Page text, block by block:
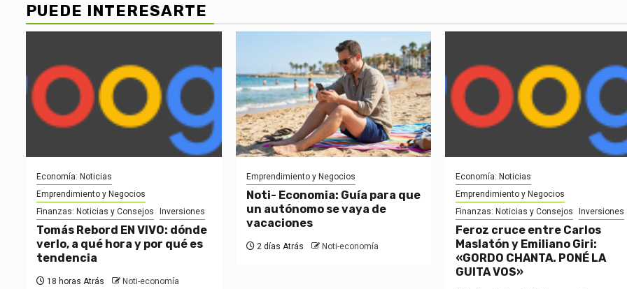
PUEDE INTERESARTE
Economía: Noticias
Emprendimiento y Negocios
Finanzas: Noticias y Consejos
Inversiones
Tomás Rebord EN VIVO: dónde
verlo, a qué hora y por qué es
tendencia
18 horas Atrás Noti-economía
Emprendimiento y Negocios
Noti- Economia: Guía para que
un autónomo se vaya de
vacaciones
2 días Atrás Noti-economía
Economía: Noticias
Emprendimiento y Negocios
Finanzas: Noticias y Consejos
Inversiones
Feroz cruce entre Carlos
Maslatón y Emiliano Giri:
«GORDO CHANTA. PONÉ LA
GUITA VOS»